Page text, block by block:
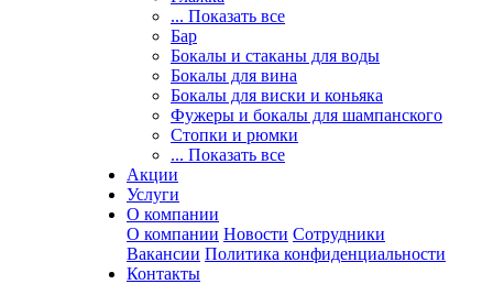
... Показать все
Бар
Бокалы и стаканы для воды
Бокалы для вина
Бокалы для виски и коньяка
Фужеры и бокалы для шампанского
Стопки и рюмки
... Показать все
Акции
Услуги
О компании
О компании Новости Сотрудники
Вакансии Политика конфиденциальности
Контакты